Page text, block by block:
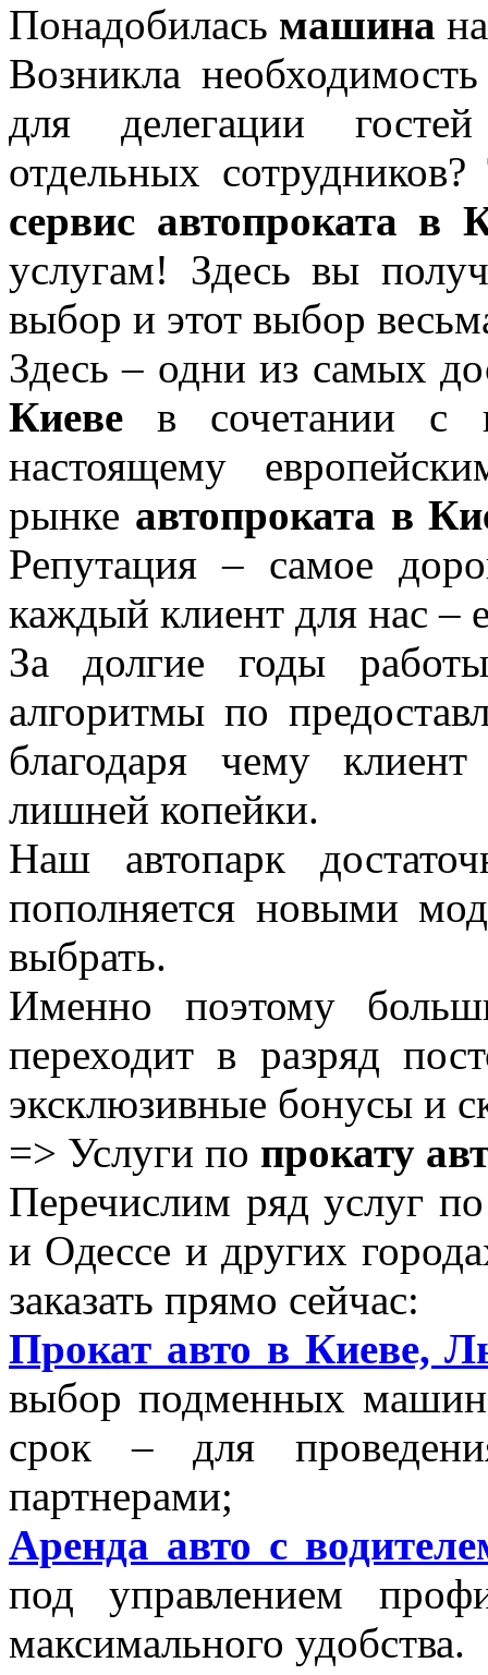
Понадобилась машина
Возникла
для делегации
отдельных
сервис автопроката в
услугам! Здесь вы
выбор и этот выбор
Здесь – одни из самых
Киеве в сочетании с
настоящему
рынке автопроката в
Репутация – самое
каждый клиент для нас –
За долгие годы
алгоритмы по
благодаря чему
лишней копейки.
Наш автопарк
пополняется новыми
выбрать.
Именно поэтому
переходит в разряд
эксклюзивные бонусы и
=> Услуги по прокату
Перечислим ряд услуг
и Одессе и других
заказать прямо сейчас:
Прокат авто в Киеве,
выбор подменных
срок – для
партнерами;
Аренда авто с
под управлением
максимального удобства.